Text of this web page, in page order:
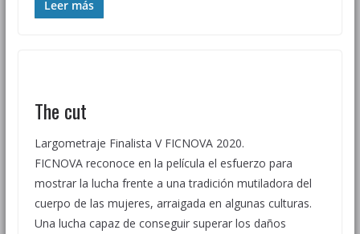
Leer más
The cut
Largometraje Finalista V FICNOVA 2020.
FICNOVA reconoce en la película el esfuerzo para
mostrar la lucha frente a una tradición mutiladora del
cuerpo de las mujeres, arraigada en algunas culturas.
Una lucha capaz de conseguir superar los daños